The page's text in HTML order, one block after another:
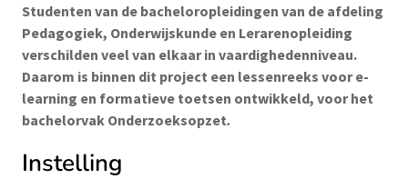
Studenten van de bacheloropleidingen van de afdeling
Pedagogiek, Onderwijskunde en Lerarenopleiding
verschilden veel van elkaar in vaardighedenniveau.
Daarom is binnen dit project een lessenreeks voor e-
learning en formatieve toetsen ontwikkeld, voor het
bachelorvak Onderzoeksopzet.
Instelling